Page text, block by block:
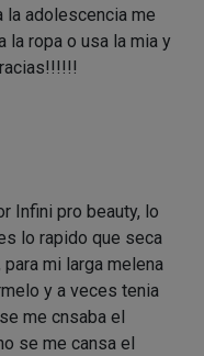
la adolescencia me
la ropa o usa la mia y
Infini pro beauty, lo
lo rapido que seca
mi larga melena
y a veces tenia
me cnsaba el
se me cansa el